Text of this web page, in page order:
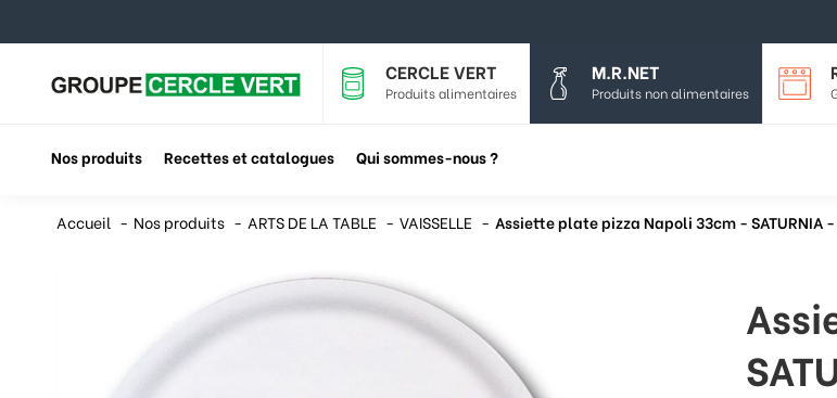
CERCLE VERT
Produits alimentaires
M.R.NET
Produits non alimentaires
Nos produits Recettes et catalogues Qui sommes-nous ?
Accueil Nos produits ARTS DE LA TABLE VAISSELLE Assiette plate pizza Napoli 33cm - SATURNIA